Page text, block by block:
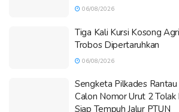
06/08/2026
Tiga Kali Kursi Kosong
Trobos Dipertaruhkan
06/08/2026
Sengketa Pilkades
Calon Nomor Urut 2 Tolak
Siap Tempuh Jalur PTUN